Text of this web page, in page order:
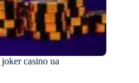
casino ua